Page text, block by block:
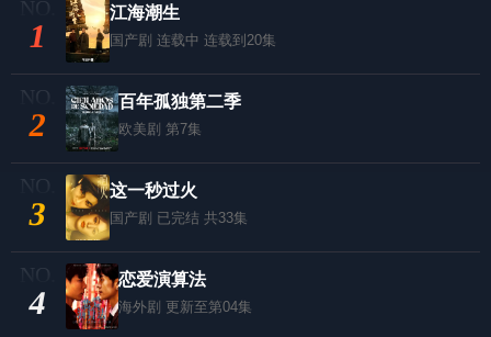
1
江海潮生
国产剧 连载中 连载到20集
2
百年孤独第二季
欧美剧 第7集
3
这一秒过火
国产剧 已完结 共33集
4
恋爱演算法
海外剧 更新至第04集